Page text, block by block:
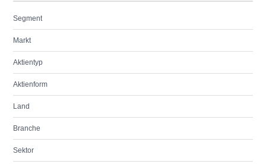
Segment
Markt
Aktientyp
Aktienform
Land
Branche
Sektor